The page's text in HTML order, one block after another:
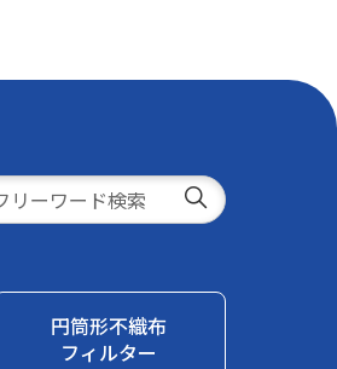
円筒形不織布
フィルター